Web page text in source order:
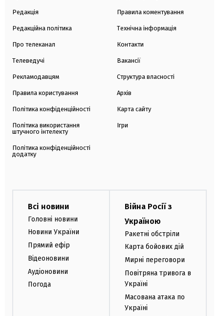
Редакція
Редакційна політика
Про телеканал
Телеведучі
Рекламодавцям
Правила користування
Політика конфіденційності
Політика використання
штучного інтелекту
Політика конфіденційності
додатку
Правила коментування
Технічна інформація
Контакти
Вакансії
Структура власності
Архів
Карта сайту
Ігри
Всі новини
Головні новини
Новини України
Прямий ефір
Відеоновини
Аудіоновини
Погода
Війна Росії з
Україною
Ракетні обстріли
Карта бойових дій
Мирні переговори
Повітряна тривога в
Україні
Масована атака по
Україні